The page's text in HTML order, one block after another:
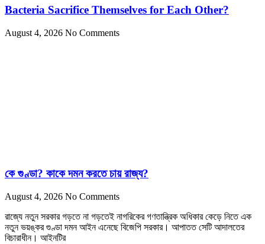
Bacteria Sacrifice Themselves for Each Other?
August 4, 2026 No Comments
কে গুণ্ডা? কাকে দমন করতে চায় রাজ্য?
August 4, 2026 No Comments
রাজ্যে নতুন সরকার গড়তে না গড়তেই নাগরিকের গণতান্ত্রিক অধিকার কেড়ে নিতে এক
নতুন ভয়ঙ্কর গুণ্ডা দমন আইন এনেছে বিজেপি সরকার। আপাতত সেটি আদালতের
বিচারাধীন। আইনটির